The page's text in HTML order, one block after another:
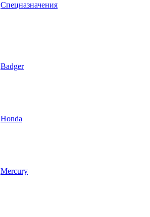
Спецназначения
Badger
Honda
Mercury